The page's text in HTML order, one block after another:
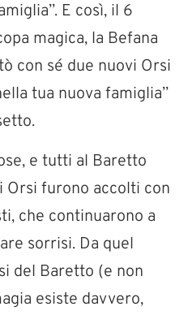
E così, il 6
magica, la Befana
con sé due nuovi Orsi
tua nuova famiglia”
e tutti al Baretto
Orsi furono accolti con
che continuarono a
sorrisi. Da quel
del Baretto (e non
esiste davvero,